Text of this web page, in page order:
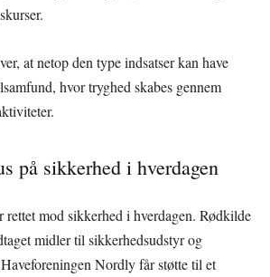
at netop den type indsatser kan have
hvor tryghed skabes gennem
på sikkerhed i hverdagen
mod sikkerhed i hverdagen. Rødkilde
midler til sikkerhedsudstyr og
Nordly får støtte til et